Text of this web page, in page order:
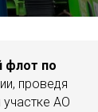
флот по
проведя
АО